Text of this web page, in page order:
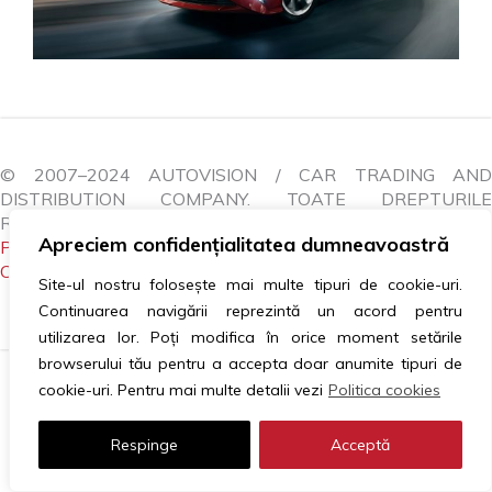
Apreciem confidențialitatea dumneavoastră
Site-ul nostru folosește mai multe tipuri de cookie-uri.
Continuarea navigării reprezintă un acord pentru
utilizarea lor. Poți modifica în orice moment setările
browserului tău pentru a accepta doar anumite tipuri de
cookie-uri. Pentru mai multe detalii vezi Politica cookies
Respinge Acceptă
© 2007–2024 AUTOVISION / CAR TRADING AND
DISTRIBUTION COMPANY. TOATE DREPTURILE
REZERVATE.
POLITICA COOKIES|GDPR|ANPC|LITIGII
CONTACTEAZĂ-NE